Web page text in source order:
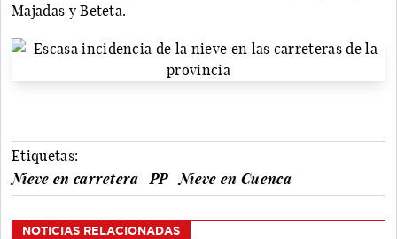
Majadas y Beteta.
Etiquetas:
Nieve en carretera
PP Nieve en Cuenca
NOTICIAS RELACIONADAS